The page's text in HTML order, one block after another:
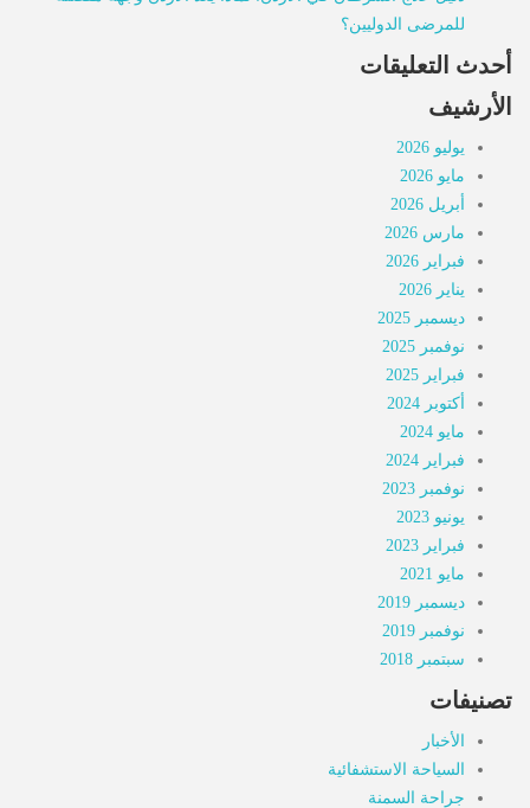
للمرضى الدوليين؟
أحدث التعليقات
الأرشيف
يوليو 2026
مايو 2026
أبريل 2026
مارس 2026
فبراير 2026
يناير 2026
ديسمبر 2025
نوفمبر 2025
فبراير 2025
أكتوبر 2024
مايو 2024
فبراير 2024
نوفمبر 2023
يونيو 2023
فبراير 2023
مايو 2021
ديسمبر 2019
نوفمبر 2019
سبتمبر 2018
تصنيفات
الأخبار
السياحة الاستشفائية
جراحة السمنة